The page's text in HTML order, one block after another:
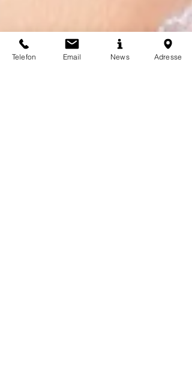
Telefon Email News Adresse